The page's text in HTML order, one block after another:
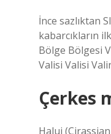
İnce sazlıktan
kabarcıkların
Bölge Bölgesi
Valisi Valisi
Çerkes
Haluj